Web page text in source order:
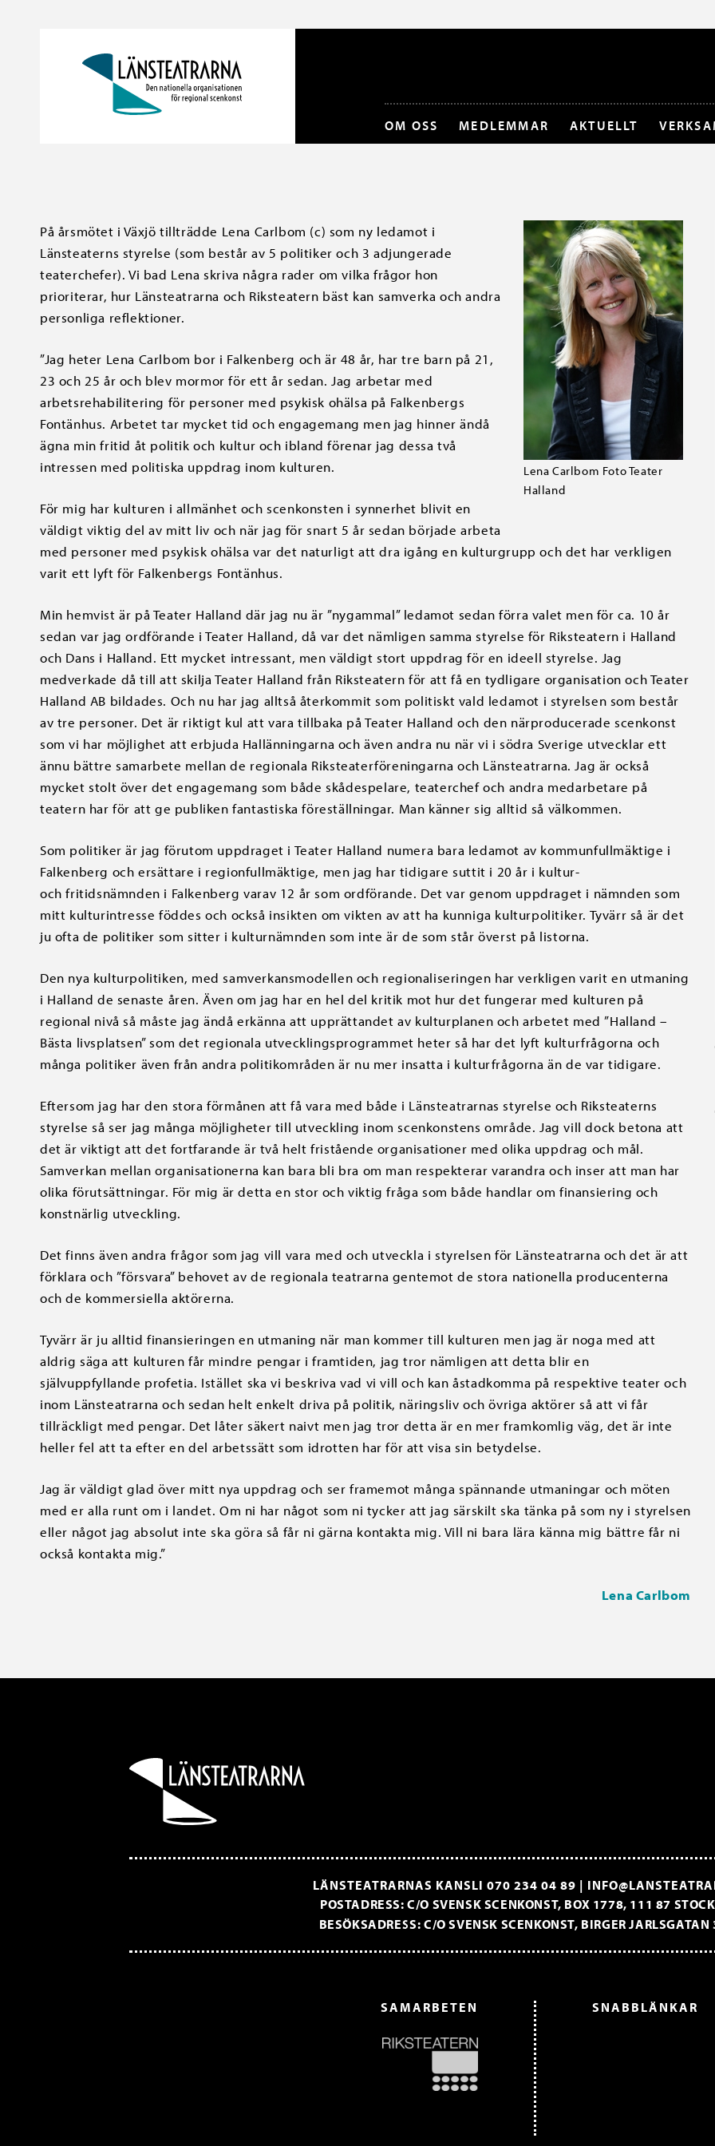
OM OSS MEDLEMMAR AKTUELLT
Lena Carlbom Foto Teater
Halland
På årsmötet i Växjö tillträdde Lena Carlbom (c) som ny ledamot i
Länsteaterns styrelse (som består av 5 politiker och 3 adjungerade
teaterchefer). Vi bad Lena skriva några rader om vilka frågor hon
prioriterar, hur Länsteatrarna och Riksteatern bäst kan samverka och andra
personliga reflektioner.
”Jag heter Lena Carlbom bor i Falkenberg och är 48 år, har tre barn på 21,
23 och 25 år och blev mormor för ett år sedan. Jag arbetar med
arbetsrehabilitering för personer med psykisk ohälsa på Falkenbergs
Fontänhus. Arbetet tar mycket tid och engagemang men jag hinner ändå
ägna min fritid åt politik och kultur och ibland förenar jag dessa två
intressen med politiska uppdrag inom kulturen.
För mig har kulturen i allmänhet och scenkonsten i synnerhet blivit en
väldigt viktig del av mitt liv och när jag för snart 5 år sedan började arbeta
med personer med psykisk ohälsa var det naturligt att dra igång en kulturgrupp och det har verkligen
varit ett lyft för Falkenbergs Fontänhus.
Min hemvist är på Teater Halland där jag nu är ”nygammal” ledamot sedan förra valet men för ca. 10 år
sedan var jag ordförande i Teater Halland, då var det nämligen samma styrelse för Riksteatern i Halland
och Dans i Halland. Ett mycket intressant, men väldigt stort uppdrag för en ideell styrelse. Jag
medverkade då till att skilja Teater Halland från Riksteatern för att få en tydligare organisation och Teater
Halland AB bildades. Och nu har jag alltså återkommit som politiskt vald ledamot i styrelsen som består
av tre personer. Det är riktigt kul att vara tillbaka på Teater Halland och den närproducerade scenkonst
som vi har möjlighet att erbjuda Hallänningarna och även andra nu när vi i södra Sverige utvecklar ett
ännu bättre samarbete mellan de regionala Riksteaterföreningarna och Länsteatrarna. Jag är också
mycket stolt över det engagemang som både skådespelare, teaterchef och andra medarbetare på
teatern har för att ge publiken fantastiska föreställningar. Man känner sig alltid så välkommen.
Som politiker är jag förutom uppdraget i Teater Halland numera bara ledamot av kommunfullmäktige i
Falkenberg och ersättare i regionfullmäktige, men jag har tidigare suttit i 20 år i kultur-
och fritidsnämnden i Falkenberg varav 12 år som ordförande. Det var genom uppdraget i nämnden som
mitt kulturintresse föddes och också insikten om vikten av att ha kunniga kulturpolitiker. Tyvärr så är det
ju ofta de politiker som sitter i kulturnämnden som inte är de som står överst på listorna.
Den nya kulturpolitiken, med samverkansmodellen och regionaliseringen har verkligen varit en utmaning
i Halland de senaste åren. Även om jag har en hel del kritik mot hur det fungerar med kulturen på
regional nivå så måste jag ändå erkänna att upprättandet av kulturplanen och arbetet med ”Halland –
Bästa livsplatsen” som det regionala utvecklingsprogrammet heter så har det lyft kulturfrågorna och
många politiker även från andra politikområden är nu mer insatta i kulturfrågorna än de var tidigare.
Eftersom jag har den stora förmånen att få vara med både i Länsteatrarnas styrelse och Riksteaterns
styrelse så ser jag många möjligheter till utveckling inom scenkonstens område. Jag vill dock betona att
det är viktigt att det fortfarande är två helt fristående organisationer med olika uppdrag och mål.
Samverkan mellan organisationerna kan bara bli bra om man respekterar varandra och inser att man har
olika förutsättningar. För mig är detta en stor och viktig fråga som både handlar om finansiering och
konstnärlig utveckling.
Det finns även andra frågor som jag vill vara med och utveckla i styrelsen för Länsteatrarna och det är att
förklara och ”försvara” behovet av de regionala teatrarna gentemot de stora nationella producenterna
och de kommersiella aktörerna.
Tyvärr är ju alltid finansieringen en utmaning när man kommer till kulturen men jag är noga med att
aldrig säga att kulturen får mindre pengar i framtiden, jag tror nämligen att detta blir en
självuppfyllande profetia. Istället ska vi beskriva vad vi vill och kan åstadkomma på respektive teater och
inom Länsteatrarna och sedan helt enkelt driva på politik, näringsliv och övriga aktörer så att vi får
tillräckligt med pengar. Det låter säkert naivt men jag tror detta är en mer framkomlig väg, det är inte
heller fel att ta efter en del arbetssätt som idrotten har för att visa sin betydelse.
Jag är väldigt glad över mitt nya uppdrag och ser framemot många spännande utmaningar och möten
med er alla runt om i landet. Om ni har något som ni tycker att jag särskilt ska tänka på som ny i styrelsen
eller något jag absolut inte ska göra så får ni gärna kontakta mig. Vill ni bara lära känna mig bättre får ni
också kontakta mig.”
Lena Carlbom
LÄNSTEATRARNAS KANSLI 070 234 04 89 |
POSTADRESS: C/O SVENSK SCENKONST, BOX 1778, 111 87
BESÖKSADRESS: C/O SVENSK SCENKONST, BIRGER JARLSGATAN
SAMARBETEN SNABBLÄNKAR